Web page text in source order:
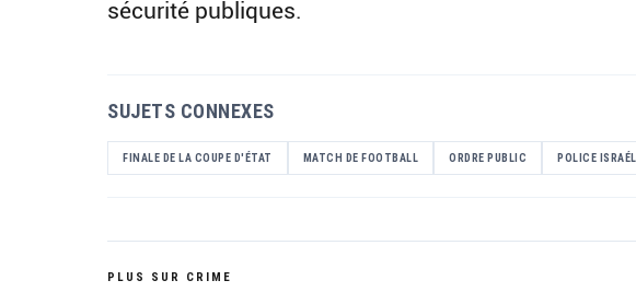
sécurité publiques.
SUJETS CONNEXES
FINALE DE LA COUPE D'ÉTAT MATCH DE FOOTBALL ORDRE PUBLIC POLICE
PLUS SUR CRIME